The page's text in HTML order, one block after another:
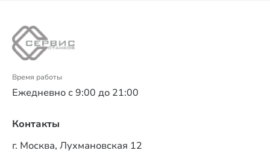
Время работы
Ежедневно с 9:00 до 21:00
Контакты
г. Москва, Лухмановская 12